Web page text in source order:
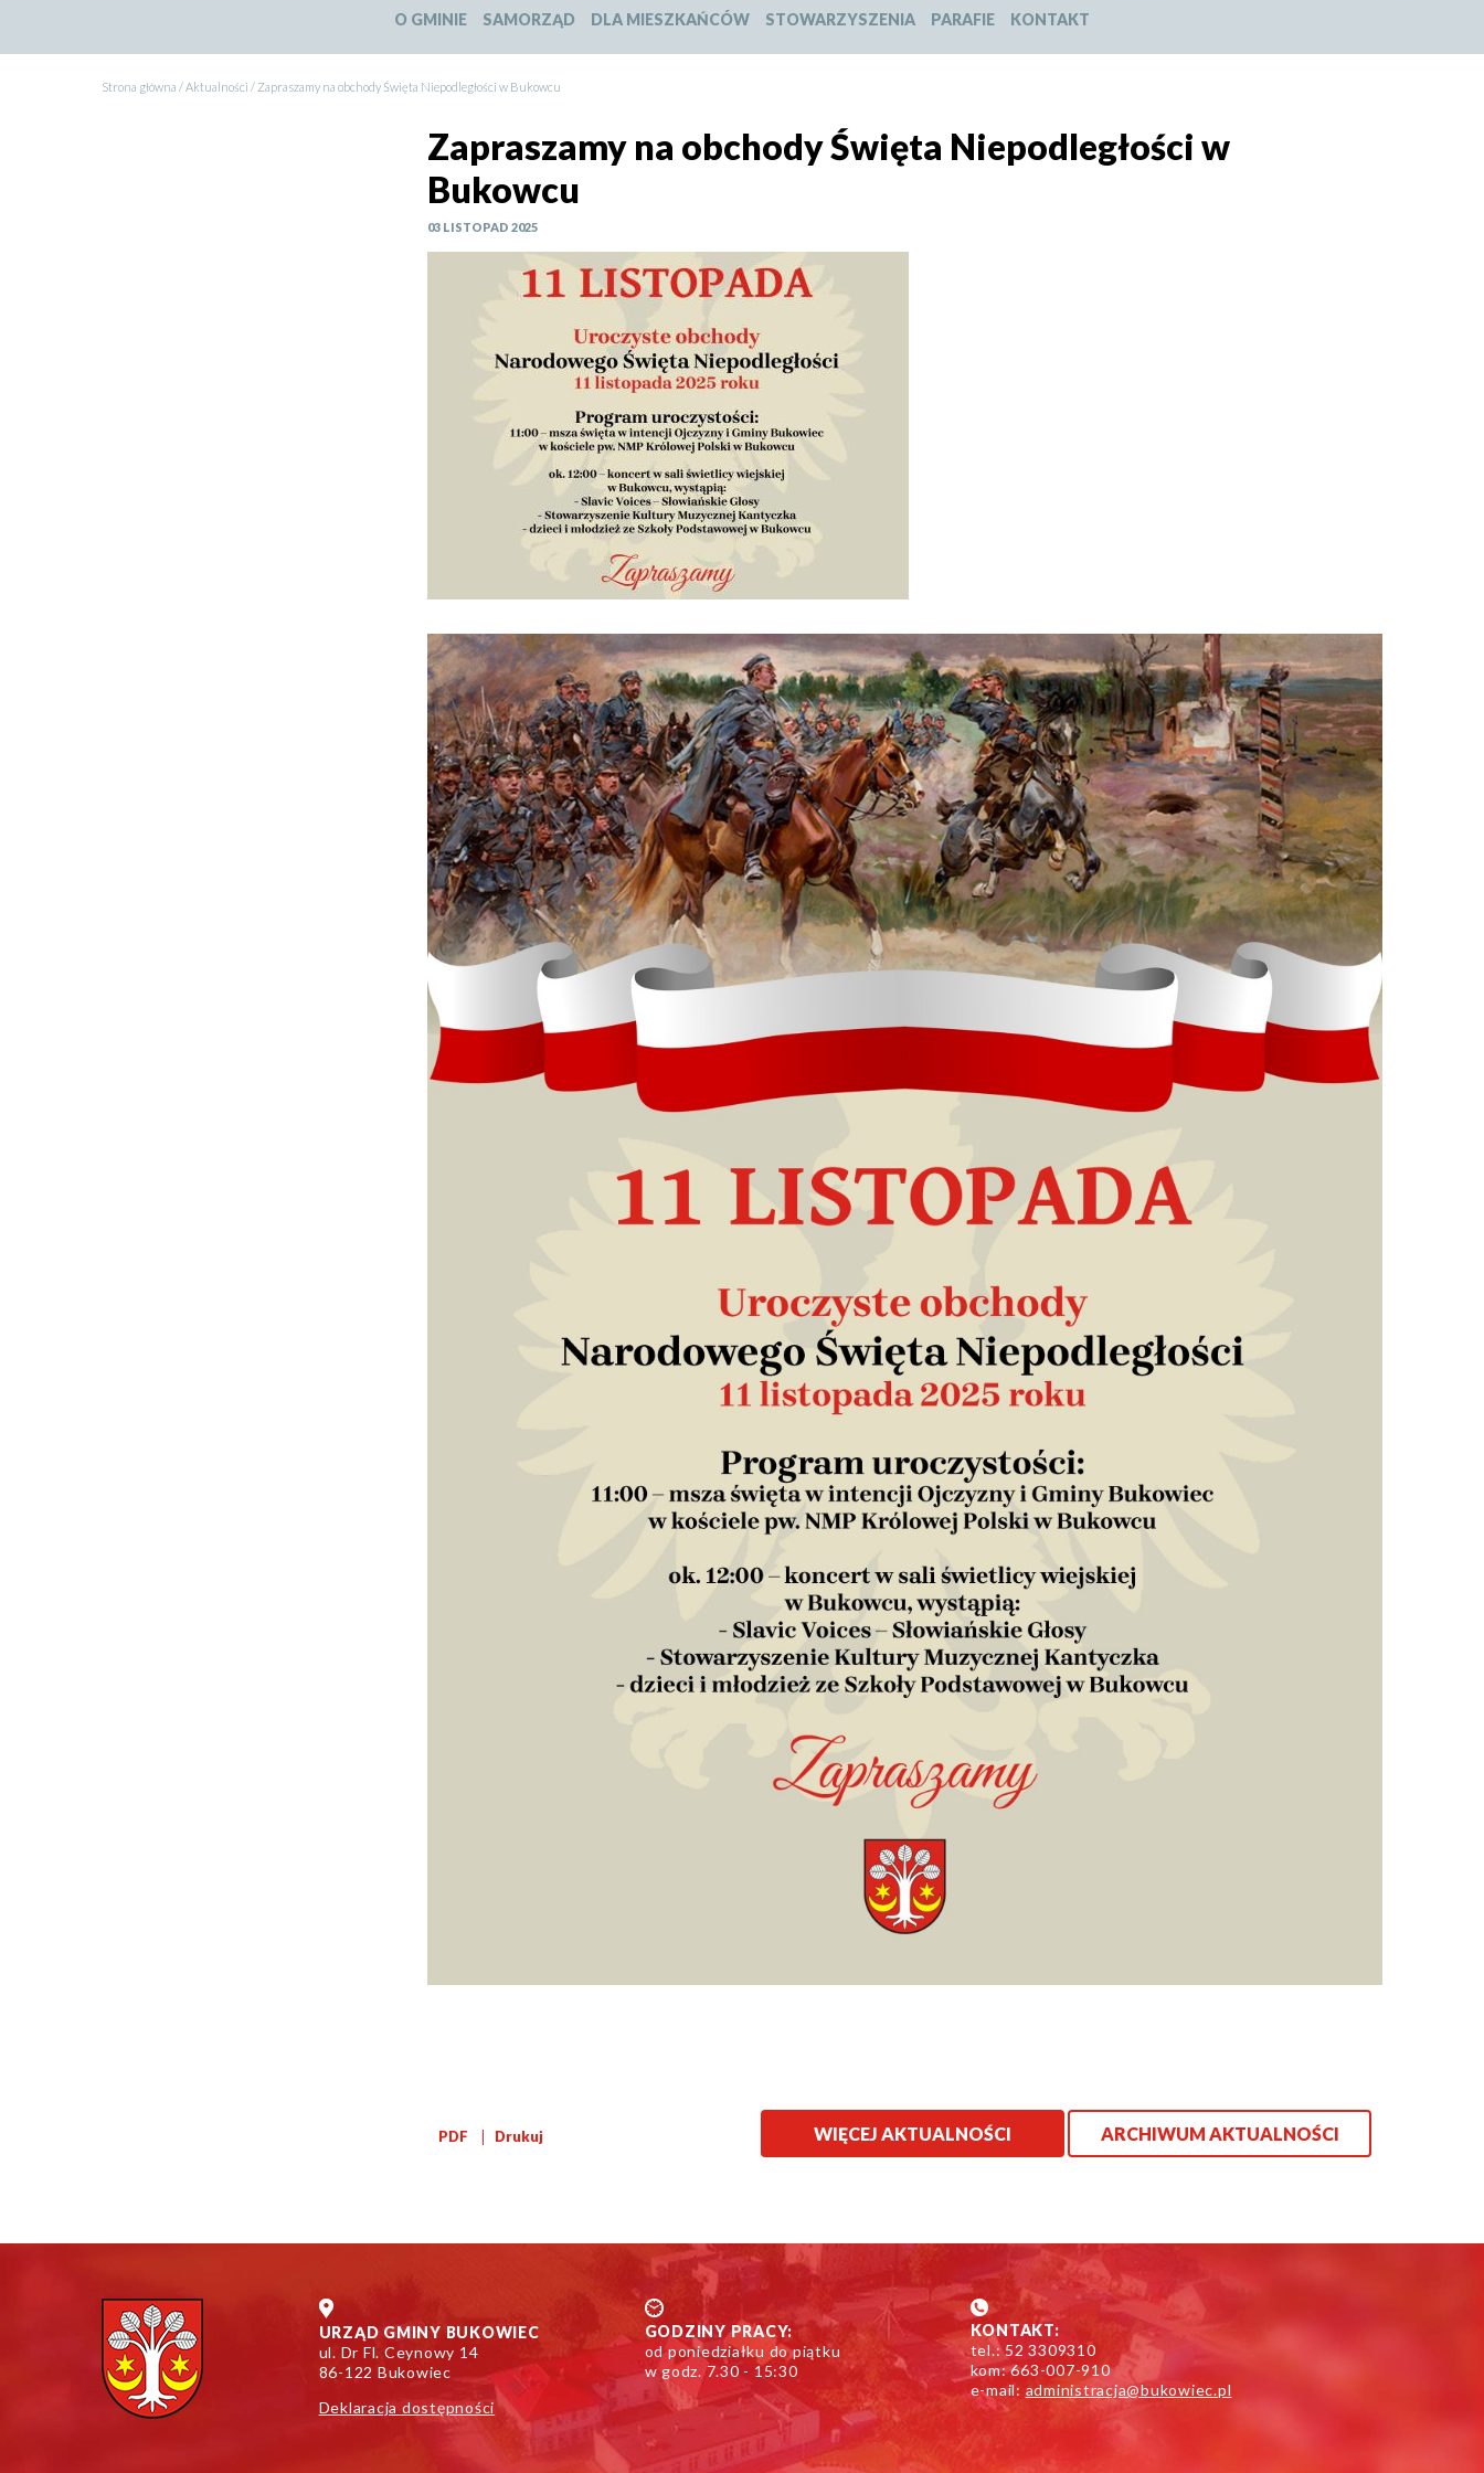
1
2
4
O GMINIE SAMORZĄD DLA MIESZKAŃCÓW STOWARZYSZENIA PARAFIE KONTAKT
Strona główna Aktualności Zapraszamy na obchody Święta Niepodległości w Bukowcu
Zapraszamy na obchody Święta Niepodległości w
Bukowcu
03 LISTOPAD 2025
PDF Drukuj WIĘCEJ AKTUALNOŚCI ARCHIWUM AKTUALNOŚCI
URZĄD GMINY BUKOWIEC
ul. Dr Fl. Ceynowy 14
86-122 Bukowiec
Deklaracja dostępności
GODZINY PRACY:
od poniedziałku do piątku
w godz. 7.30 - 15:30
KONTAKT:
tel.: 52 3309310
kom: 663-007-910
e-mail: administracja@bukowiec.pl